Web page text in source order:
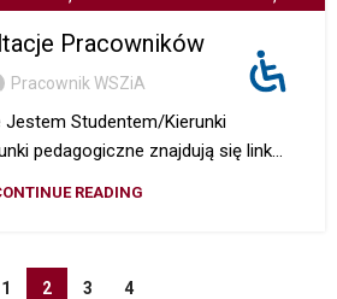
Pracowników
Pracownik WSZiA
Jestem Studentem/Kierunki
pedagogiczne znajdują się link...
READING
1 2 3 4